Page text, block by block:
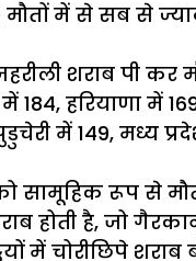
में से सब से
शराब पी कर
हरियाणा में
में 149, मध्य
सामूहिक रूप से
होती है, जो
में चोरीछिपे